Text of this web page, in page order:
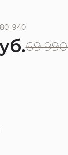
69 990